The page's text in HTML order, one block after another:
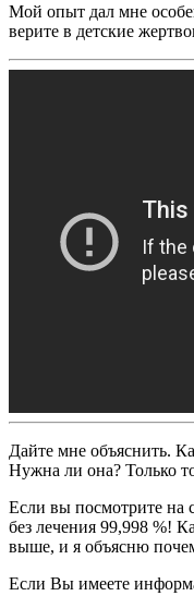
Мой опыт дал мне
верите в детские
Дайте мне объяснить.
Нужна ли она? Только
Если вы посмотрите на
без лечения 99,998 %!
выше, и я объясню
Если Вы имеете